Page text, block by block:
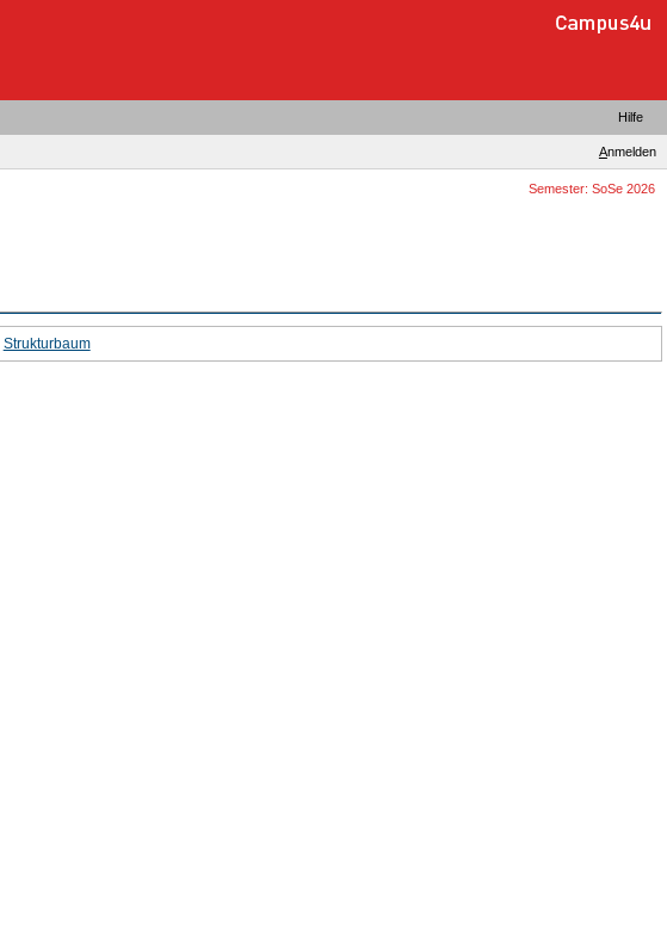
Hilfe
Anmelden
Semester: SoSe 2026
Strukturbaum